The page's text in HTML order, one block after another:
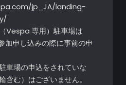
jp_JA/landing-
専用）駐車場は
加申し込みの際に事前の申
申込をされていな
含む）はございません。